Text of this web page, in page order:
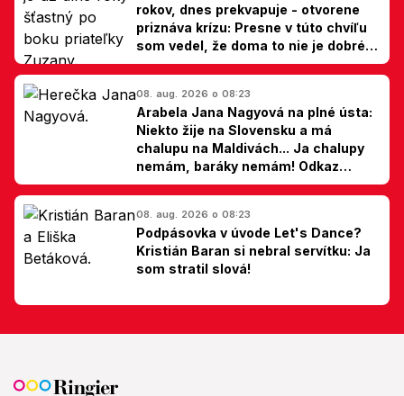
rokov, dnes prekvapuje - otvorene
priznáva krízu: Presne v túto chvíľu
som vedel, že doma to nie je dobré,
hovorí Milan Ondrík
08. aug. 2026 o 08:23
Arabela Jana Nagyová na plné ústa:
Niekto žije na Slovensku a má
chalupu na Maldivách... Ja chalupy
nemám, baráky nemám! Odkaz
Slovákom
08. aug. 2026 o 08:23
Podpásovka v úvode Let's Dance?
Kristián Baran si nebral servítku: Ja
som stratil slová!